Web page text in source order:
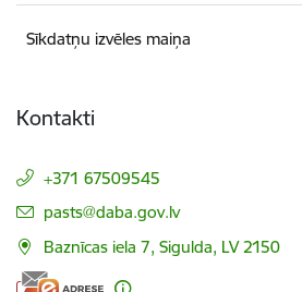
Sīkdatņu izvēles maiņa
Kontakti
+371 67509545
E-pasts:
pasts@daba.gov.lv
Baznīcas iela 7, Sigulda, LV 2150